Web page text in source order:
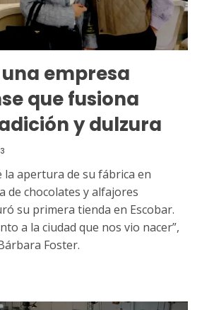
empresa
que fusiona
y dulzura
3
la apertura de su fábrica en
de chocolates y alfajores
su primera tienda en Escobar.
a la ciudad que nos vio nacer”,
Foster.